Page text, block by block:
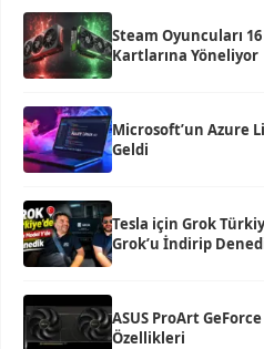
Steam Oyuncuları
Kartlarına Yöneliyor
Microsoft’un Azure
Geldi
Tesla için Grok
Grok’u İndirip
ASUS ProArt
Özellikleri